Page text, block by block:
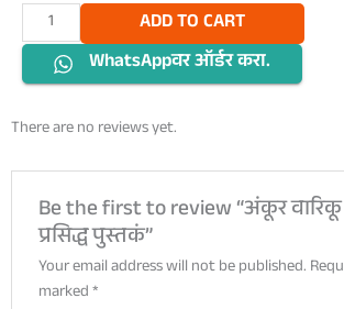
अंकूर
वारिकू
तीन
प्रसिद्ध
quantity
ADD TO CART
WhatsAppवर ऑर्डर करा.
There are no reviews yet.
Be the first to review “अंकूर वारिकू
प्रसिद्ध पुस्तकं”
Your email address will not be published.
marked*